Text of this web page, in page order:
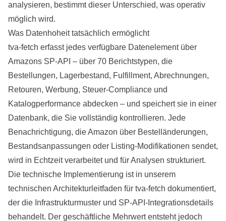
analysieren, bestimmt dieser Unterschied, was operativ
möglich wird.
Was Datenhoheit tatsächlich ermöglicht
tva-fetch erfasst jedes verfügbare Datenelement über
Amazons SP-API – über 70 Berichtstypen, die
Bestellungen, Lagerbestand, Fulfillment, Abrechnungen,
Retouren, Werbung, Steuer-Compliance und
Katalogperformance abdecken – und speichert sie in einer
Datenbank, die Sie vollständig kontrollieren. Jede
Benachrichtigung, die Amazon über Bestelländerungen,
Bestandsanpassungen oder Listing-Modifikationen sendet,
wird in Echtzeit verarbeitet und für Analysen strukturiert.
Die technische Implementierung ist in unserem
technischen Architekturleitfaden für tva-fetch dokumentiert,
der die Infrastrukturmuster und SP-API-Integrationsdetails
behandelt. Der geschäftliche Mehrwert entsteht jedoch